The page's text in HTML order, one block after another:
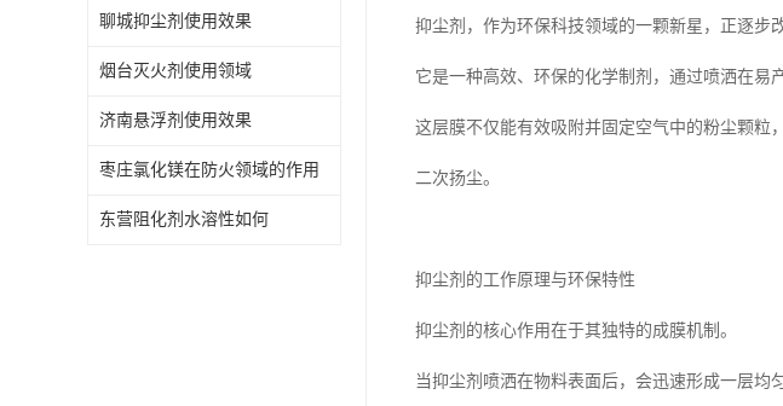
聊城抑尘剂使用效果
烟台灭火剂使用领域
济南悬浮剂使用效果
枣庄氯化镁在防火领域的作用
东营阻化剂水溶性如何
抑尘剂，作为环保科技领域的一颗新星，正逐步
它是一种高效、环保的化学制剂，通过喷洒在易
这层膜不仅能有效吸附并固定空气中的粉尘颗粒
二次扬尘。
抑尘剂的工作原理与环保特性
抑尘剂的核心作用在于其独特的成膜机制。
当抑尘剂喷洒在物料表面后，会迅速形成一层均